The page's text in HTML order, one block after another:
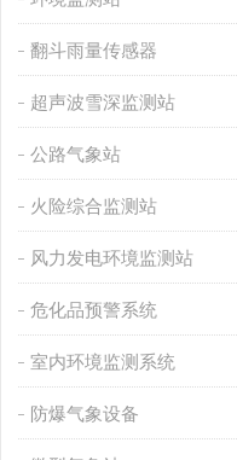
翻斗雨量传感器
超声波雪深监测站
公路气象站
火险综合监测站
风力发电环境监测站
危化品预警系统
室内环境监测系统
防爆气象设备